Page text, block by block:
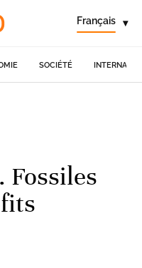
Français ▾
SOCIÉTÉ
Fossiles